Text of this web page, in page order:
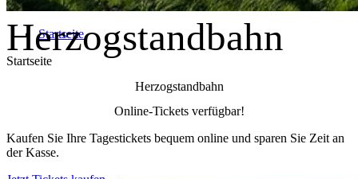
Herzogstandbahn
Startseite
Startseite
Herzogstandbahn
Online-Tickets verfügbar!
Kaufen Sie Ihre Tagestickets bequem online und sparen Sie Zeit an
der Kasse.